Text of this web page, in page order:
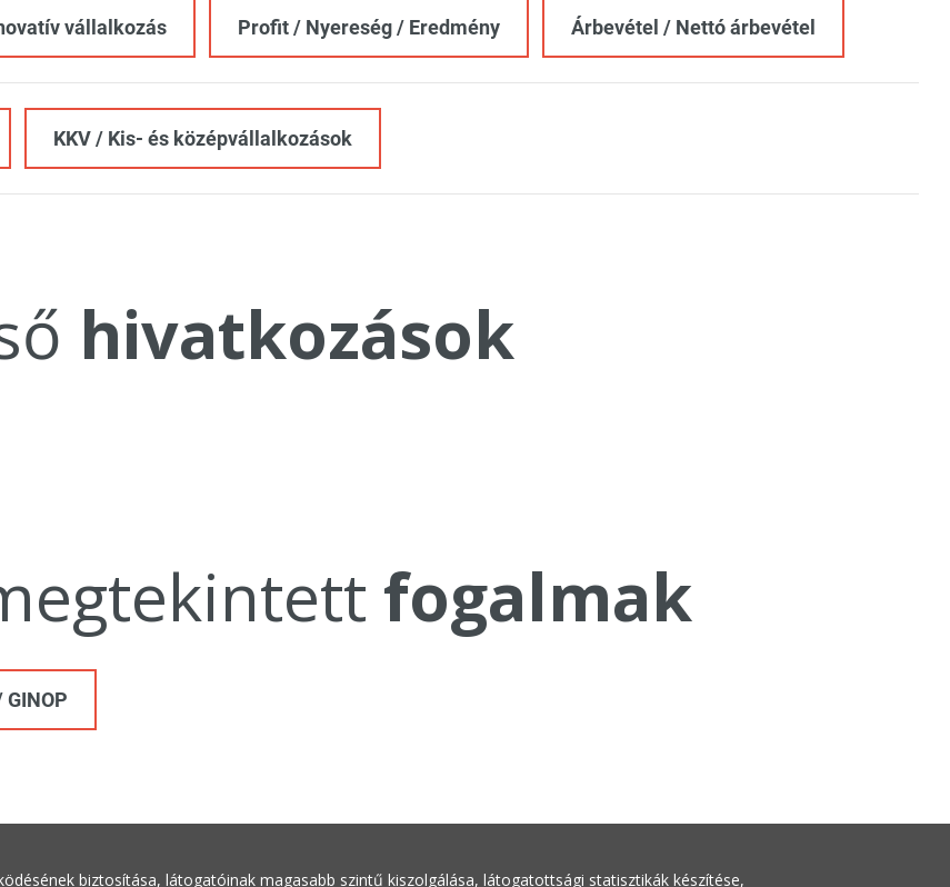
vállalkozás Profit / Nyereség / Eredmény Árbevétel / Nettó árbevétel
KKV / Kis- és középvállalkozások
hivatkozások
fogalmak
biztosítása, látogatóinak magasabb szintű kiszolgálása, látogatottsági statisztikák készítése,